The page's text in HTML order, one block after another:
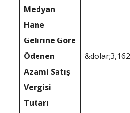
Medyan
Hane
Gelirine Göre
Ödenen
Azami Satış
Vergisi
Tutarı
&dolar;3,162